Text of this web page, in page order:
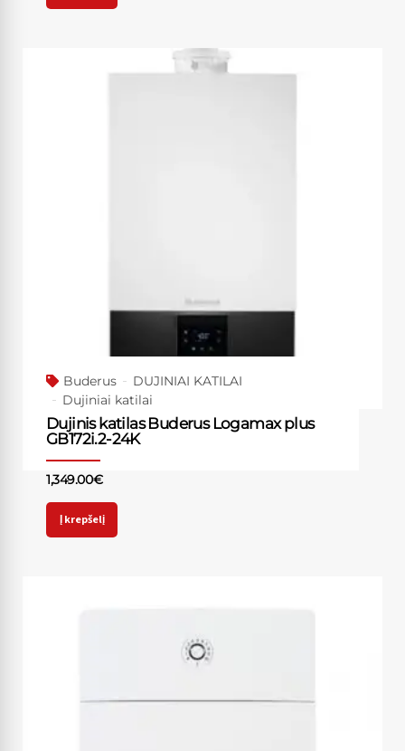
Buderus
DUJINIAI KATILAI
Dujiniai katilai
Dujinis katilas Buderus Logamax plus
GB172i.2-24K
1,349.00€
Į krepšelį